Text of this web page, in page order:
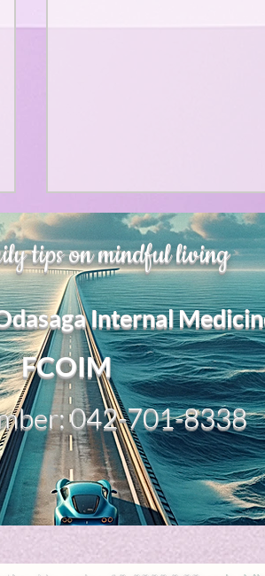
Adversity is indeed an
opportunity for growth.
My secret too....
tips on mindful living
Internal
FCOIM
042-701-8338